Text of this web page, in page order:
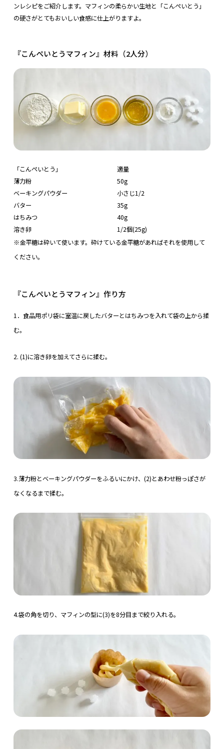
ンレシピをご紹介します。マフィンの柔らかい生地と「こんぺいとう」
の硬さがとてもおいしい食感に仕上がりますよ。
『こんぺいとうマフィン』材料（2人分）
「こんぺいとう」
適量
薄力粉
50g
ベーキングパウダー
小さじ1/2
バター
35g
はちみつ
40g
溶き卵
1/2個(25g)
※金平糖は砕いて使います。砕けている金平糖があればそれを使用して
ください。
『こんぺいとうマフィン』作り方
1．食品用ポリ袋に室温に戻したバターとはちみつを入れて袋の上から揉
む。
2. (1)に溶き卵を加えてさらに揉む。
3.薄力粉とベーキングパウダーをふるいにかけ、(2)とあわせ粉っぽさが
なくなるまで揉む。
4.袋の角を切り、マフィンの型に(3)を8分目まで絞り入れる。